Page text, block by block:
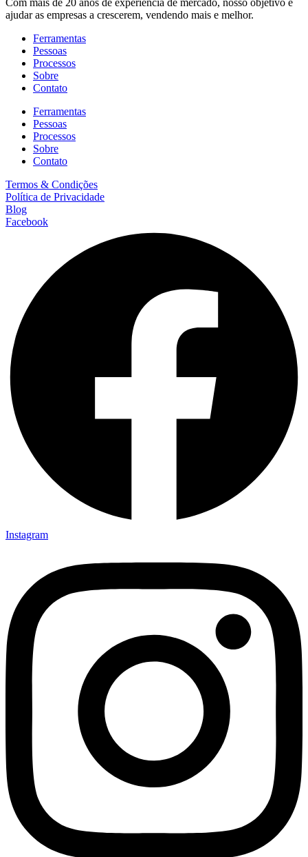
ajudar as empresas a crescerem, vendendo mais e melhor.
Ferramentas
Pessoas
Processos
Sobre
Contato
Ferramentas
Pessoas
Processos
Sobre
Contato
Termos & Condições
Política de Privacidade
Blog
Facebook
Instagram